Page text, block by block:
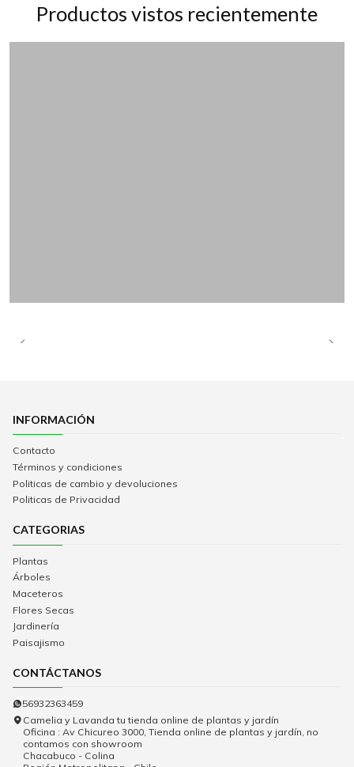
Productos vistos recientemente
INFORMACIÓN
Contacto
Términos y condiciones
Politicas de cambio y devoluciones
Politicas de Privacidad
CATEGORIAS
Plantas
Árboles
Maceteros
Flores Secas
Jardinería
Paisajismo
CONTÁCTANOS
56932363459
Camelia y Lavanda tu tienda online de plantas y jardín
Oficina : Av Chicureo 3000, Tienda online de plantas y jardín, no
contamos con showroom
Chacabuco - Colina